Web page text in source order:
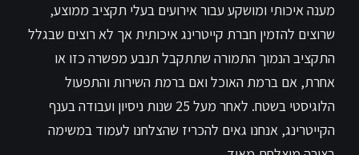
מענה איכותי ומושקע עבור אירועים בעלי תקציב ממוצע,
שרוצים להזמין חברת קייטרינג איכותית אך לא רוצים שבגלל
התקציב הנמוך התמורה שתתקבל תנבע מפשרה כזו או
אחרת, אם ברמת האוכל ואם ברמת השירות והתפעול
הלוגיסטי בשטח. לאחר מעל 25 שנות ניסיון ועבודה בענף
הקייטרינג, אנחנו גאים להכריז שהצלחנו לעמוד במשימה